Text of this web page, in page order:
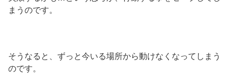
まうのです。
そうなると、ずっと今いる場所から動けなくなってしまう
のです。